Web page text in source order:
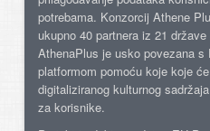
potrebama. Konzorcij Athene
ukupno 40 partnera iz 21
AthenaPlus je usko povezana s
platformom pomoću koje koje
digitaliziranog kulturnog
za korisnike.